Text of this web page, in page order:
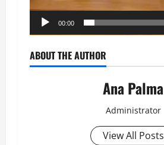
00:00
ABOUT THE AUTHOR
Ana Palma
Administrator
View All Posts